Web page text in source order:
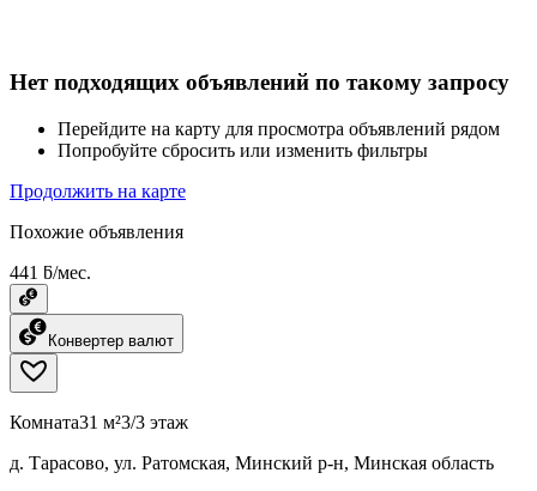
Нет подходящих объявлений по такому запросу
Перейдите на карту для просмотра объявлений рядом
Попробуйте сбросить или изменить фильтры
Продолжить на карте
Похожие объявления
441 ƃ/мес.
Конвертер валют
Комната31 м²3/3 этаж
д. Тарасово, ул. Ратомская, Минский р-н, Минская область